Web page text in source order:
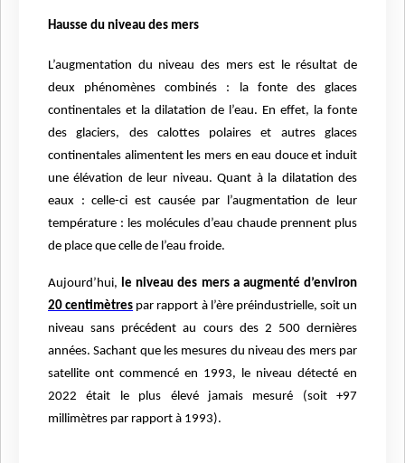
Hausse du niveau des mers
L’augmentation du niveau des mers est le résultat de
deux phénomènes combinés : la fonte des glaces
continentales et la dilatation de l’eau. En effet, la fonte
des glaciers, des calottes polaires et autres glaces
continentales alimentent les mers en eau douce et induit
une élévation de leur niveau. Quant à la dilatation des
eaux : celle-ci est causée par l’augmentation de leur
température : les molécules d’eau chaude prennent plus
de place que celle de l’eau froide.
Aujourd’hui, le niveau des mers a augmenté d’environ
20 centimètres par rapport à l’ère préindustrielle, soit un
niveau sans précédent au cours des 2 500 dernières
années. Sachant que les mesures du niveau des mers par
satellite ont commencé en 1993, le niveau détecté en
2022 était le plus élevé jamais mesuré (soit +97
millimètres par rapport à 1993).